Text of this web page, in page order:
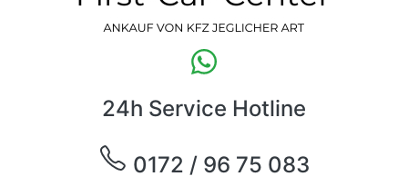
24h Service Hotline
0172 / 96 75 083